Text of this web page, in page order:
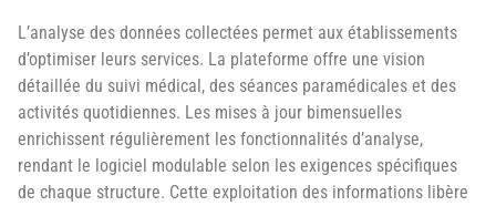
L’analyse des données collectées permet aux établissements
d’optimiser leurs services. La plateforme offre une vision
détaillée du suivi médical, des séances paramédicales et des
activités quotidiennes. Les mises à jour bimensuelles
enrichissent régulièrement les fonctionnalités d’analyse,
rendant le logiciel modulable selon les exigences spécifiques
de chaque structure. Cette exploitation des informations libère